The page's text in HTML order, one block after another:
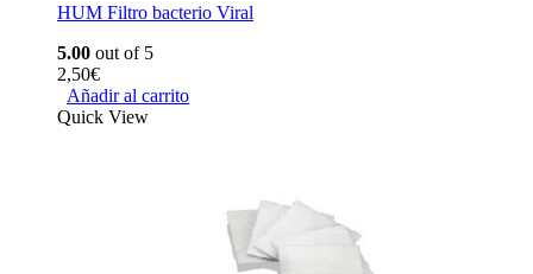
HUM Filtro bacterio Viral
5.00 out of 5
2,50€
Añadir al carrito
Quick View